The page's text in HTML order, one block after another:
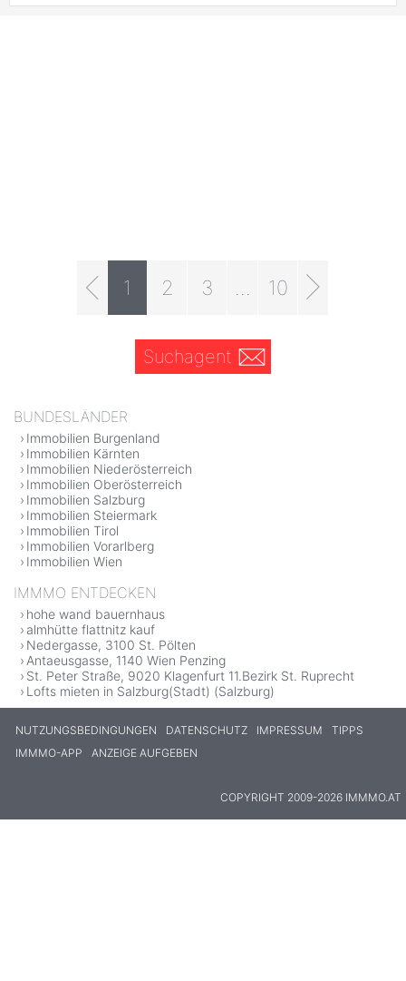
1 2 3 10
Suchagent
BUNDESLÄNDER
Immobilien Burgenland
Immobilien Kärnten
Immobilien Niederösterreich
Immobilien Oberösterreich
Immobilien Salzburg
Immobilien Steiermark
Immobilien Tirol
Immobilien Vorarlberg
Immobilien Wien
IMMMO ENTDECKEN
hohe wand bauernhaus
almhütte flattnitz kauf
Nedergasse, 3100 St. Pölten
Antaeusgasse, 1140 Wien Penzing
St. Peter Straße, 9020 Klagenfurt 11.Bezirk St. Ruprecht
Lofts mieten in Salzburg(Stadt) (Salzburg)
NUTZUNGSBEDINGUNGEN DATENSCHUTZ IMPRESSUM
TIPPS
IMMMO-APP
ANZEIGE AUFGEBEN
COPYRIGHT 2009-2026 IMMMO.AT